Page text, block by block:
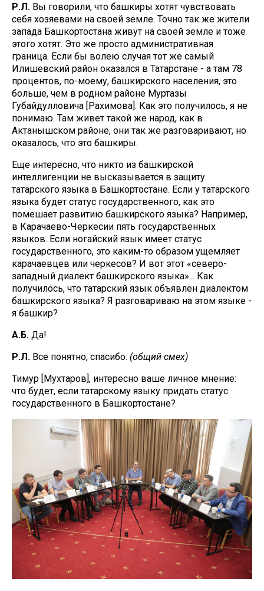
Р.Л. Вы говорили, что башкиры хотят чувствовать
себя хозяевами на своей земле. Точно так же жители
запада Башкортостана живут на своей земле и тоже
этого хотят. Это же просто административная
граница. Если бы волею случая тот же самый
Илишевский район оказался в Татарстане - а там 78
процентов, по-моему, башкирского населения, это
больше, чем в родном районе Муртазы
Губайдулловича [Рахимова]. Как это получилось, я не
понимаю. Там живет такой же народ, как в
Актанышском районе, они так же разговаривают, но
оказалось, что это башкиры.
Еще интересно, что никто из башкирской
интеллигенции не высказывается в защиту
татарского языка в Башкортостане. Если у татарского
языка будет статус государственного, как это
помешает развитию башкирского языка? Например,
в Карачаево-Черкесии пять государственных
языков. Если ногайский язык имеет статус
государственного, это каким-то образом ущемляет
карачаевцев или черкесов? И вот этот «северо-
западный диалект башкирского языка»... Как
получилось, что татарский язык объявлен диалектом
башкирского языка? Я разговариваю на этом языке -
я башкир?
А.Б. Да!
Р.Л. Все понятно, спасибо. (общий смех)
Тимур [Мухтаров], интересно ваше личное мнение:
что будет, если татарскому языку придать статус
государственного в Башкортостане?